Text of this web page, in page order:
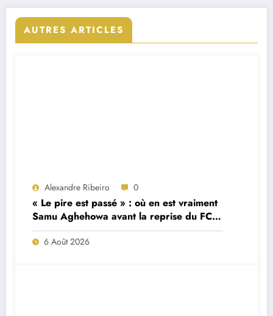
AUTRES ARTICLES
Alexandre Ribeiro 0
« Le pire est passé » : où en est vraiment
Samu Aghehowa avant la reprise du FC
Porto ?
6 Août 2026